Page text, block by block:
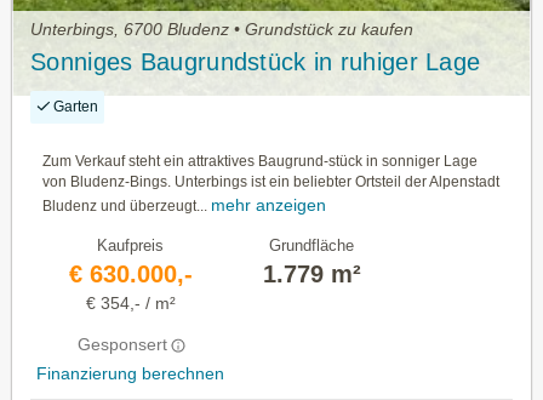
Unterbings, 6700 Bludenz • Grundstück zu kaufen
Sonniges Baugrundstück in ruhiger Lage
Garten
Zum Verkauf steht ein attraktives Baugrund-stück in sonniger Lage
von Bludenz-Bings. Unterbings ist ein beliebter Ortsteil der Alpenstadt
Bludenz und überzeugt... mehr anzeigen
Kaufpreis
€ 630.000,-
€ 354,- / m²
Gesponsert
Finanzierung berechnen
Grundfläche
1.779 m²